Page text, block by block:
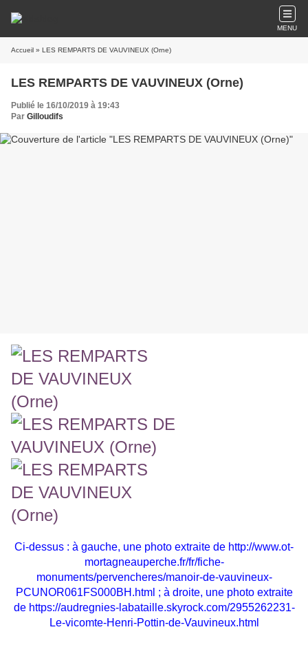
MENU
Accueil » LES REMPARTS DE VAUVINEUX (Orne)
LES REMPARTS DE VAUVINEUX (Orne)
Publié le 16/10/2019 à 19:43
Par Gilloudifs
Ci-dessus : à gauche, une photo extraite de http://www.ot-
mortagneauperche.fr/fr/fiche-
monuments/pervencheres/manoir-de-vauvineux-
PCUNOR061FS000BH.html ; à droite, une photo extraite
de https://audregnies-labataille.skyrock.com/2955262231-
Le-vicomte-Henri-Pottin-de-Vauvineux.html